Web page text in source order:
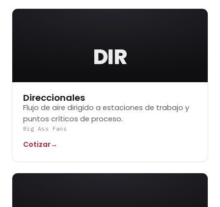
DIR
Direccionales
Flujo de aire dirigido a estaciones de trabajo y
puntos críticos de proceso.
Big Ass Fans
Cotizar→